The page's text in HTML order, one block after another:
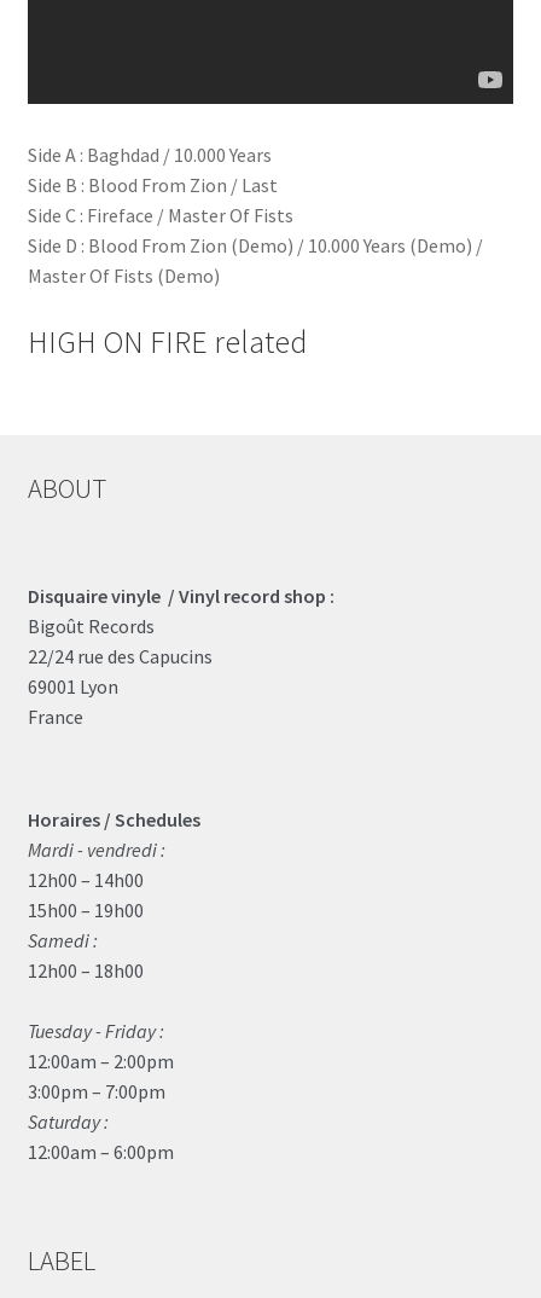
Side A : Baghdad / 10.000 Years
Side B : Blood From Zion / Last
Side C : Fireface / Master Of Fists
Side D : Blood From Zion (Demo) / 10.000 Years (Demo) /
Master Of Fists (Demo)
HIGH ON FIRE related
ABOUT
Disquaire vinyle / Vinyl record shop :
Bigoût Records
22/24 rue des Capucins
69001 Lyon
France
Horaires / Schedules
Mardi - vendredi :
12h00 – 14h00
15h00 – 19h00
Samedi :
12h00 – 18h00
Tuesday - Friday :
12:00am – 2:00pm
3:00pm – 7:00pm
Saturday :
12:00am – 6:00pm
LABEL